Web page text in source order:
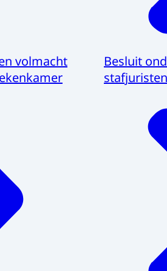
volmacht
Besluit